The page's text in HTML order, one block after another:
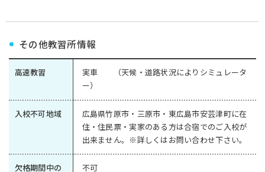
その他教習所情報
高速教習
実車 （天候・道路状況によりシミュレータ
ー）
入校不可地域
広島県竹原市・三原市・東広島市安芸津町に在
住・住民票・実家のある方は合宿でのご入校が
出来ません。※詳しくはお問い合わせ下さい。
欠格期間中の
不可